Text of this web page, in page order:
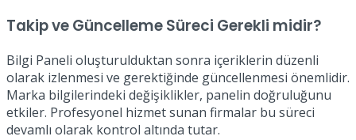
Takip ve Güncelleme Süreci Gerekli midir?
Bilgi Paneli oluşturulduktan sonra içeriklerin düzenli
olarak izlenmesi ve gerektiğinde güncellenmesi önemlidir.
Marka bilgilerindeki değişiklikler, panelin doğruluğunu
etkiler. Profesyonel hizmet sunan firmalar bu süreci
devamlı olarak kontrol altında tutar.